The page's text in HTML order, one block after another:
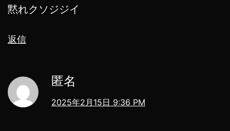
黙れクソジジイ
返信
匿名
2025年2月15日 9:36 PM